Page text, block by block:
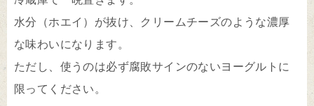
水分（ホエイ）が抜け、クリームチーズのような濃厚
な味わいになります。
ただし、使うのは必ず腐敗サインのないヨーグルトに
限ってください。